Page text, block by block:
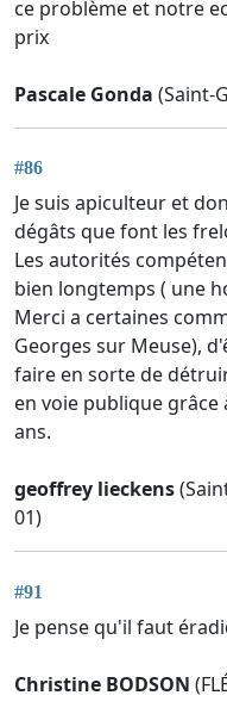
ce problème et notre
prix
Pascale Gonda (Saint-
#86
Je suis apiculteur et
dégâts que font les
Les autorités
bien longtemps ( une
Merci a certaines
Georges sur Meuse),
faire en sorte de
en voie publique
ans.
geoffrey lieckens
01)
#91
Je pense qu'il faut
Christine BODSON